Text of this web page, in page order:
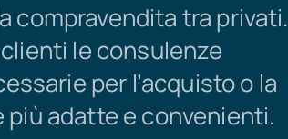
compravendita tra privati.
le consulenze
per l’acquisto o la
adatte e convenienti.